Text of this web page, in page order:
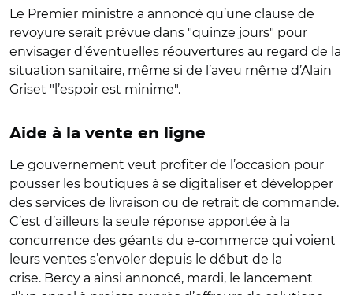
Le Premier ministre a annoncé qu’une clause de
revoyure serait prévue dans "quinze jours" pour
envisager d’éventuelles réouvertures au regard de la
situation sanitaire, même si de l’aveu même d’Alain
Griset "l’espoir est minime".
Aide à la vente en ligne
Le gouvernement veut profiter de l’occasion pour
pousser les boutiques à se digitaliser et développer
des services de livraison ou de retrait de commande.
C’est d’ailleurs la seule réponse apportée à la
concurrence des géants du e-commerce qui voient
leurs ventes s’envoler depuis le début de la
crise. Bercy a ainsi annoncé, mardi, le lancement